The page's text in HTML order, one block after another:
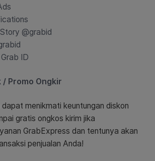
@grabid
ID
/ Promo Ongkir
dapat menikmati keuntungan diskon
gratis ongkos kirim jika
GrabExpress dan tentunya akan
penjualan Anda!